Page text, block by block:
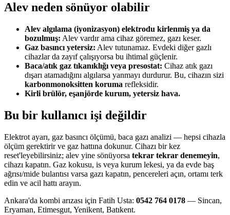
Alev neden sönüyor olabilir
Alev algılama (iyonizasyon) elektrodu kirlenmiş ya da
bozulmuş: Alev vardır ama cihaz göremez, gazı keser.
Gaz basıncı yetersiz: Alev tutunamaz. Evdeki diğer gazlı
cihazlar da zayıf çalışıyorsa bu ihtimal güçlenir.
Baca/atık gaz tıkanıklığı veya presostat: Cihaz atık gazı
dışarı atamadığını algılarsa yanmayı durdurur. Bu, cihazın sizi
karbonmonoksitten koruma refleksidir.
Kirli brülör, eşanjörde kurum, yetersiz hava.
Bu bir kullanıcı işi değildir
Elektrot ayarı, gaz basıncı ölçümü, baca gazı analizi — hepsi cihazla
ölçüm gerektirir ve gaz hattına dokunur. Cihazı bir kez
reset'leyebilirsiniz; alev yine sönüyorsa tekrar tekrar denemeyin,
cihazı kapatın. Gaz kokusu, is veya kurum lekesi, ya da evde baş
ağrısı/mide bulantısı varsa gazı kapatın, pencereleri açın, ortamı terk
edin ve acil hattı arayın.
Ankara'da kombi arızası için Fatih Usta: 0542 764 0178 — Sincan,
Eryaman, Etimesgut, Yenikent, Batıkent.